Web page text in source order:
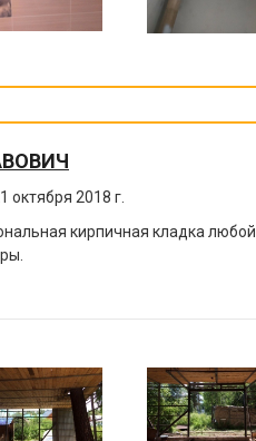
октября 2018 г.
кирпичная кладка любой